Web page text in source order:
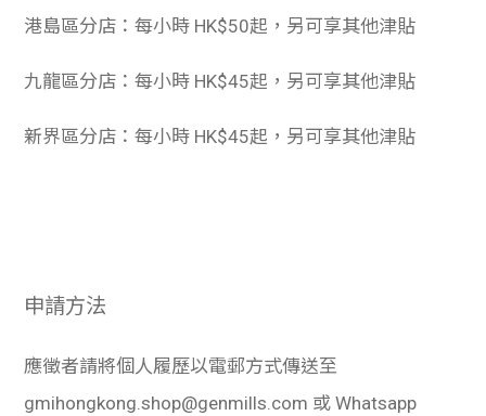
港島區分店：每小時 HK$50起，另可享其他津貼
九龍區分店：每小時 HK$45起，另可享其他津貼
新界區分店：每小時 HK$45起，另可享其他津貼
申請方法
應徵者請將個人履歷以電郵方式傳送至
gmihongkong.shop@genmills.com 或 Whatsapp